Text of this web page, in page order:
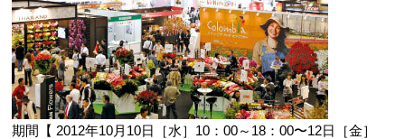
期間【 2012年10月10日［水］10：00～18：00〜12日［金］